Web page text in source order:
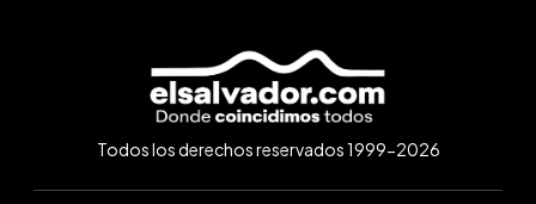
Todos los derechos reservados 1999-2026